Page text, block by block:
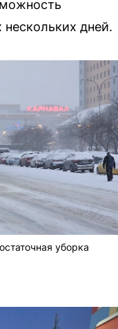
дней.
уборка